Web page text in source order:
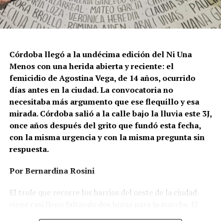
Ganar la vida: La historia de (no)
Córdoba llegó a la undécima edición del Ni Una
Menos con una herida abierta y reciente: el
femicidio de Agostina Vega, de 14 años, ocurrido
días antes en la ciudad. La convocatoria no
necesitaba más argumento que ese flequillo y esa
mirada. Córdoba salió a la calle bajo la lluvia este 3J,
once años después del grito que fundó esta fecha,
con la misma urgencia y con la misma pregunta sin
respuesta.
Por Bernardina Rosini
El trole que recorre los barrios del oeste de la ciudad
parabrisas anticipa el motivo: el rostro pequeño de